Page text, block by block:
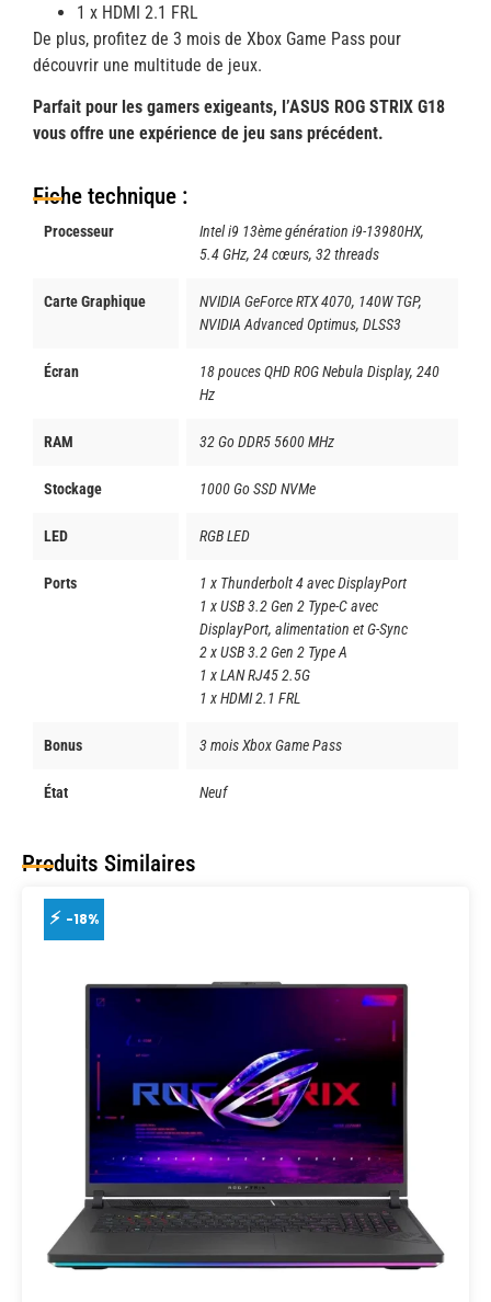
1 x HDMI 2.1 FRL
De plus, profitez de 3 mois de Xbox Game Pass pour
découvrir une multitude de jeux.
Parfait pour les gamers exigeants, l’ASUS ROG STRIX G18
vous offre une expérience de jeu sans précédent.
Fiche technique :
Processeur
Intel i9 13ème génération i9-13980HX,
5.4 GHz, 24 cœurs, 32 threads
Carte Graphique
NVIDIA GeForce RTX 4070, 140W TGP,
NVIDIA Advanced Optimus, DLSS3
Écran
18 pouces QHD ROG Nebula Display, 240
Hz
RAM 32 Go DDR5 5600 MHz
Stockage 1000 Go SSD NVMe
LED RGB LED
Ports
1 x Thunderbolt 4 avec DisplayPort
1 x USB 3.2 Gen 2 Type-C avec
DisplayPort, alimentation et G-Sync
2 x USB 3.2 Gen 2 Type A
1 x LAN RJ45 2.5G
1 x HDMI 2.1 FRL
Bonus 3 mois Xbox Game Pass
État Neuf
Produits Similaires
-18%